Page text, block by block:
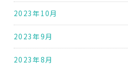
2023年10月
2023年9月
2023年8月